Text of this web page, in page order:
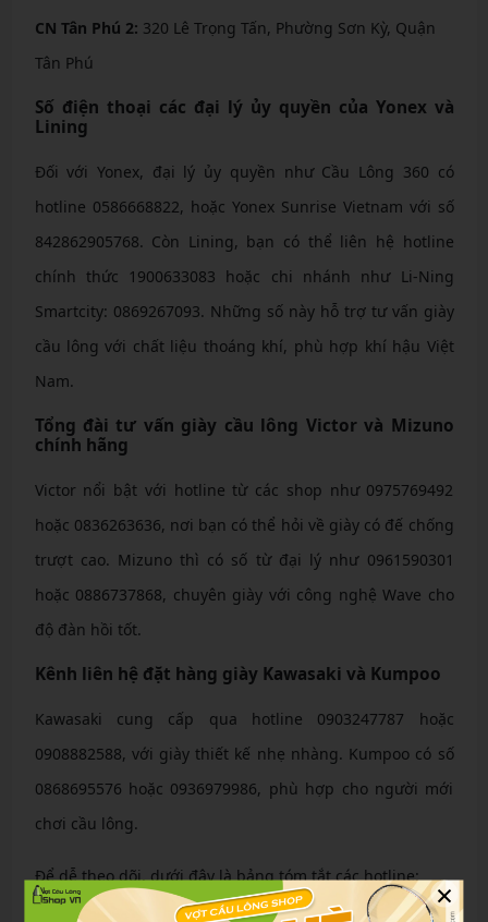
CN Tân Phú 2: 320 Lê Trọng Tấn, Phường Sơn Kỳ, Quận
Tân Phú
Số điện thoại các đại lý ủy quyền của Yonex và
Lining
Đối với Yonex, đại lý ủy quyền như Cầu Lông 360 có
hotline 0586668822, hoặc Yonex Sunrise Vietnam với số
842862905768. Còn Lining, bạn có thể liên hệ hotline
chính thức 1900633083 hoặc chi nhánh như Li-Ning
Smartcity: 0869267093. Những số này hỗ trợ tư vấn giày
cầu lông với chất liệu thoáng khí, phù hợp khí hậu Việt
Nam.
Tổng đài tư vấn giày cầu lông Victor và Mizuno
chính hãng
Victor nổi bật với hotline từ các shop như 0975769492
hoặc 0836263636, nơi bạn có thể hỏi về giày có đế chống
trượt cao. Mizuno thì có số từ đại lý như 0961590301
hoặc 0886737868, chuyên giày với công nghệ Wave cho
độ đàn hồi tốt.
Kênh liên hệ đặt hàng giày Kawasaki và Kumpoo
Kawasaki cung cấp qua hotline 0903247787 hoặc
0908882588, với giày thiết kế nhẹ nhàng. Kumpoo có số
0868695576 hoặc 0936979986, phù hợp cho người mới
chơi cầu lông.
Để dễ theo dõi, dưới đây là bảng tóm tắt các hotline: ×